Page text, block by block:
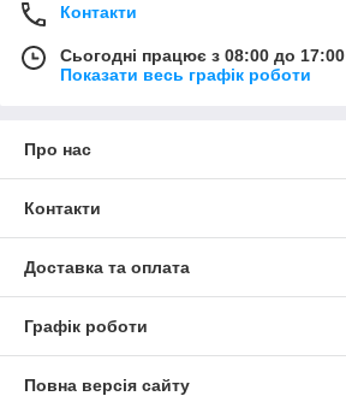
Контакти
Сьогодні працює з 08:00 до 17:00
Показати весь графік роботи
Про нас
Контакти
Доставка та оплата
Графік роботи
Повна версія сайту